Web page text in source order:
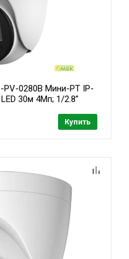
PV-0280B Мини-PT IP-
30м 4Мп; 1/2.8”
Купить